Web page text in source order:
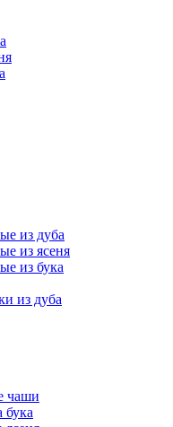
из дуба
из ясеня
из бука
из дуба
чаши
бука